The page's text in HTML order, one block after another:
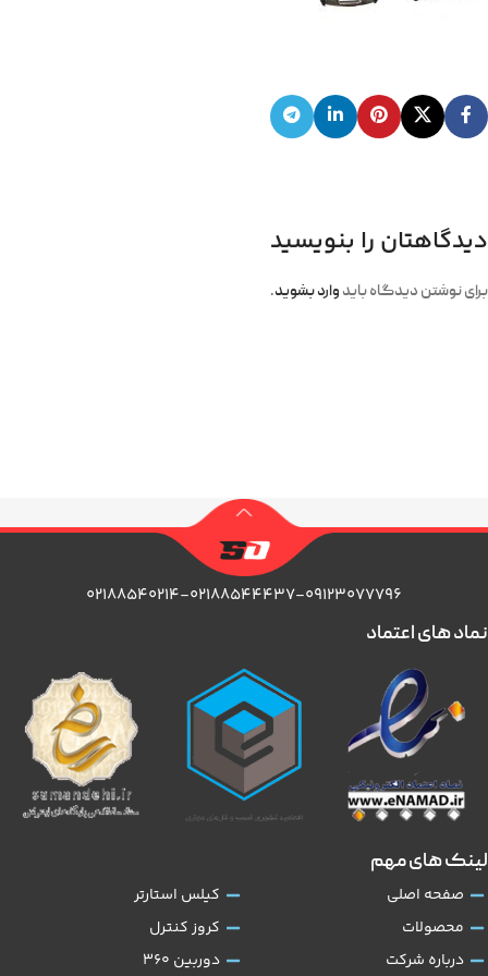
دیدگاهتان را بنویسید
برای نوشتن دیدگاه باید وارد بشوید.
۰۲۱۸۸۵۴۰۲۱۴-۰۲۱۸۸۵۴۴۴۳۷-۰۹۱۲۳۰۷۷۷۹۶
لینک های مهم
صفحه اصلی
محصولات
درباره شرکت
کیلس استارتر
کروز کنترل
دوربین 360
نماد های اعتماد